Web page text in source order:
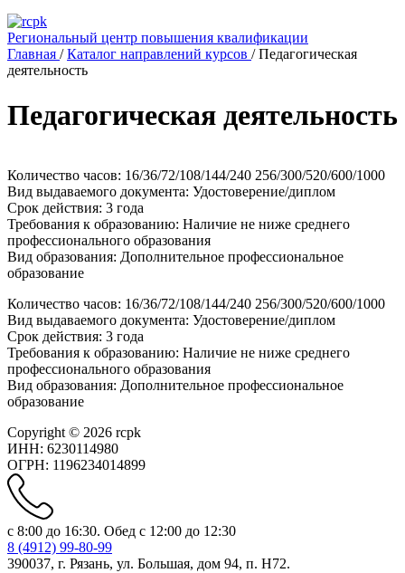
Региональный центр повышения квалификации
Главная / Каталог направлений курсов / Педагогическая
деятельность
Педагогическая деятельность
Количество часов: 16/36/72/108/144/240 256/300/520/600/1000
Вид выдаваемого документа: Удостоверение/диплом
Срок действия: 3 года
Требования к образованию: Наличие не ниже среднего
профессионального образования
Вид образования: Дополнительное профессиональное
образование
Количество часов: 16/36/72/108/144/240 256/300/520/600/1000
Вид выдаваемого документа: Удостоверение/диплом
Срок действия: 3 года
Требования к образованию: Наличие не ниже среднего
профессионального образования
Вид образования: Дополнительное профессиональное
образование
Copyright © 2026 rcpk
ИНН: 6230114980
ОГРН: 1196234014899
с 8:00 до 16:30. Обед с 12:00 до 12:30
8 (4912) 99-80-99
390037, г. Рязань, ул. Большая, дом 94, п. H72.